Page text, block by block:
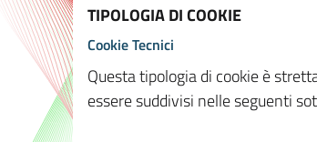
TIPOLOGIA DI COOKIE
Cookie Tecnici
Questa tipologia di cookie è
essere suddivisi nelle seguenti